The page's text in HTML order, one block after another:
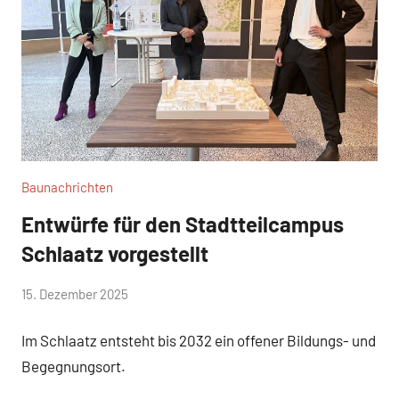
Baunachrichten
Entwürfe für den Stadtteilcampus
Schlaatz vorgestellt
von
Braun
15. Dezember 2025
Im Schlaatz entsteht bis 2032 ein offener Bildungs- und
Begegnungsort.